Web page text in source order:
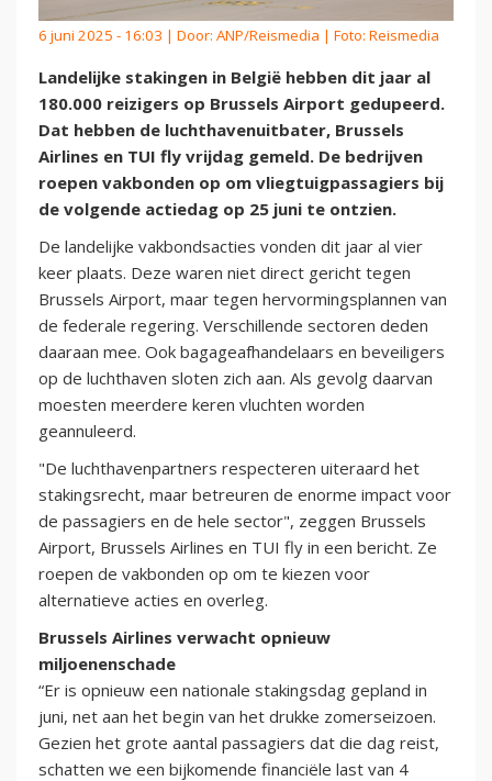
6 juni 2025 - 16:03 | Door: ANP/Reismedia | Foto: Reismedia
Landelijke stakingen in België hebben dit jaar al
180.000 reizigers op Brussels Airport gedupeerd.
Dat hebben de luchthavenuitbater, Brussels
Airlines en TUI fly vrijdag gemeld. De bedrijven
roepen vakbonden op om vliegtuigpassagiers bij
de volgende actiedag op 25 juni te ontzien.
De landelijke vakbondsacties vonden dit jaar al vier
keer plaats. Deze waren niet direct gericht tegen
Brussels Airport, maar tegen hervormingsplannen van
de federale regering. Verschillende sectoren deden
daaraan mee. Ook bagageafhandelaars en beveiligers
op de luchthaven sloten zich aan. Als gevolg daarvan
moesten meerdere keren vluchten worden
geannuleerd.
"De luchthavenpartners respecteren uiteraard het
stakingsrecht, maar betreuren de enorme impact voor
de passagiers en de hele sector", zeggen Brussels
Airport, Brussels Airlines en TUI fly in een bericht. Ze
roepen de vakbonden op om te kiezen voor
alternatieve acties en overleg.
Brussels Airlines verwacht opnieuw
miljoenenschade
“Er is opnieuw een nationale stakingsdag gepland in
juni, net aan het begin van het drukke zomerseizoen.
Gezien het grote aantal passagiers dat die dag reist,
schatten we een bijkomende financiële last van 4